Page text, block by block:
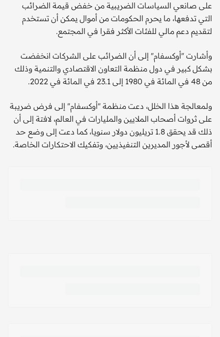
على صانعي السياسات الضريبية من خفض قيمة الضرائب
التي تدفعها، ما يحرم الحكومات من أموال يمكن أن تستخدم
لتقديم دعم مالي للفئات الأكثر فقرا في المجتمع.
وأشارت "أوكسفام" إلى أن الضرائب على الشركات انخفضت
بشكل كبير في دول منظمة التعاون الاقتصادي والتنمية وذلك
من 48 في المائة في 1980 إلى 23.1 في المائة في 2022.
ولمعالجة هذا الخلل، دعت منظمة "أوكسفام" إلى فرض ضريبة
على ثروات أصحاب الملايين والمليارات في العالم، لافتة إلى أن
ذلك قد يحقق 1.8 تريليون دولار سنويا، كما دعت إلى وضع حد
أقصى لأجور المديرين التنفيذيين، وتفكيك الاحتكارات الخاصة.